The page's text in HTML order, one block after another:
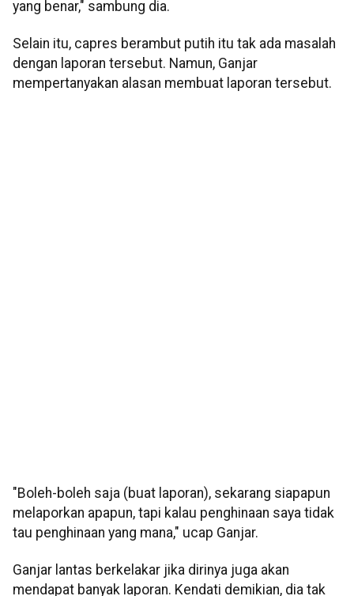
yang benar," sambung dia.
Selain itu, capres berambut putih itu tak ada masalah
dengan laporan tersebut. Namun, Ganjar
mempertanyakan alasan membuat laporan tersebut.
"Boleh-boleh saja (buat laporan), sekarang siapapun
melaporkan apapun, tapi kalau penghinaan saya tidak
tau penghinaan yang mana," ucap Ganjar.
Ganjar lantas berkelakar jika dirinya juga akan
mendapat banyak laporan. Kendati demikian, dia tak